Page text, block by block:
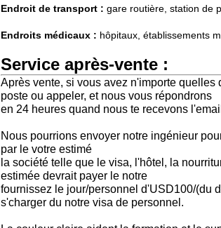
Endroit de transport : gare routière, station de
Endroits médicaux : hôpitaux, établissements
Service après-vente :
Après vente, si vous avez n'importe
poste ou appeler, et nous vous répondrons
en 24 heures quand nous te recevons
Nous pourrions envoyer notre ingénieur
par le votre estimé
la société telle que le visa, l'hôtel, la
estimée devrait payer le notre
fournissez le jour/personnel d'USD100/(du
s'charger du notre visa de personnel.